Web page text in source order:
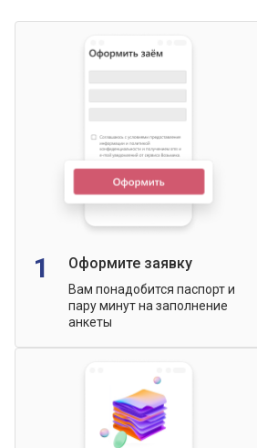
1 Оформите заявку
Вам понадобится паспорт и
пару минут на заполнение
анкеты